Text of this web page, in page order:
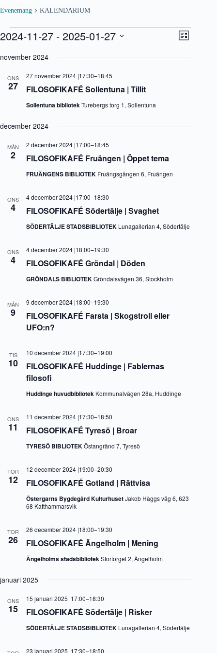
Evenemang KALENDARIUM
Evenemang
V
y
n
n
E
v
n
n
L
s
2024-11-27 - 2025-01-27
änovember 2024
ONS
27 FILOSOFIKAFÉ Sollentuna | Tillit
27 november 2024 |17:30–18:45
Sollentuna bibliotekTurebergs torg 1, Sollentuna
december 2024
MÅN
2 FILOSOFIKAFÉ Fruängen | Öppet tema
2 december 2024 |17:00–18:45
FRUÄNGENS BIBLIOTEK Fruängsgången 6, Fruängen
ONS
4 FILOSOFIKAFÉ Södertälje | Svaghet
4 december 2024 |17:00–18:30
SÖDERTÄLJE STADSBIBLIOTEK Lunagallerian 4, Södertälje
ONS
4 FILOSOFIKAFÉ Gröndal | Döden
4 december 2024 |18:00–19:30
GRÖNDALS BIBLIOTEKGröndalsvägen 36, Stockholm
MÅN
9
FILOSOFIKAFÉ Farsta | Skogstroll eller
UFO:n?
9 december 2024 |18:00–19:30
TIS
10
FILOSOFIKAFÉ Huddinge | Fablernas
filosofi
10 december 2024 |17:30–19:00
Huddinge huvudbibliotek Kommunalvägen 28a, Huddinge
ONS
11 FILOSOFIKAFÉ Tyresö | Broar
11 december 2024 |17:30–18:50
TYRESÖ BIBLIOTEKÖstangränd 7, Tyresö
TOR
12 FILOSOFIKAFÉ Gotland | Rättvisa
12 december 2024 |19:00–20:30
Östergarns Bygdegård KulturhusetJakob Häggs väg 6, 623
68 Katthammarsvik
TOR
26 FILOSOFIKAFÉ Ängelholm | Mening
26 december 2024 |18:00–19:30
Ängelholms stadsbibliotekStortorget 2, Ängelholm
januari 2025
ONS
15 FILOSOFIKAFÉ Södertälje | Risker
15 januari 2025 |17:00–18:30
SÖDERTÄLJE STADSBIBLIOTEK Lunagallerian 4, Södertälje
23 januari 2025 |17:30–18:50